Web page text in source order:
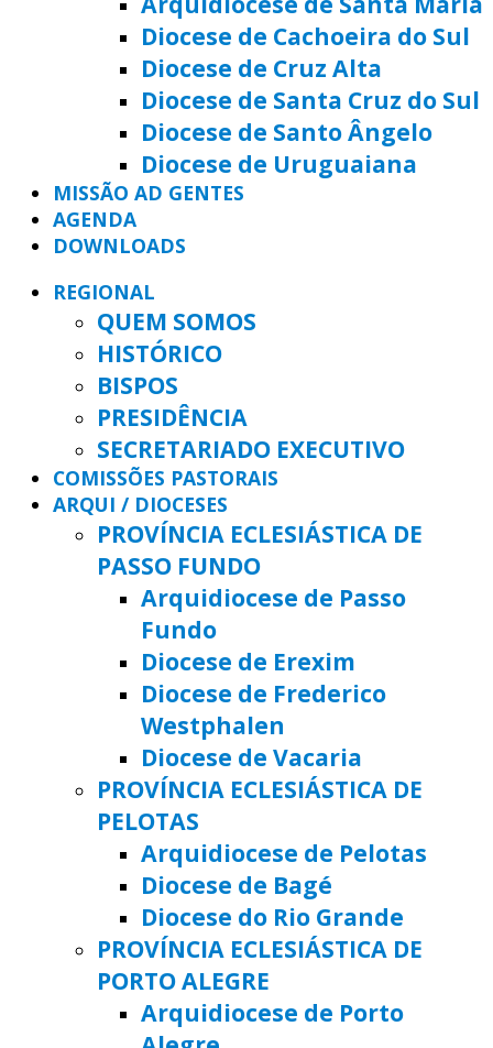
Diocese de Cachoeira do Sul
Diocese de Cruz Alta
Diocese de Santa Cruz do Sul
Diocese de Santo Ângelo
Diocese de Uruguaiana
MISSÃO AD GENTES
AGENDA
DOWNLOADS
REGIONAL
QUEM SOMOS
HISTÓRICO
BISPOS
PRESIDÊNCIA
SECRETARIADO EXECUTIVO
COMISSÕES PASTORAIS
ARQUI / DIOCESES
PROVÍNCIA ECLESIÁSTICA DE
PASSO FUNDO
Arquidiocese de Passo
Fundo
Diocese de Erexim
Diocese de Frederico
Westphalen
Diocese de Vacaria
PROVÍNCIA ECLESIÁSTICA DE
PELOTAS
Arquidiocese de Pelotas
Diocese de Bagé
Diocese do Rio Grande
PROVÍNCIA ECLESIÁSTICA DE
PORTO ALEGRE
Arquidiocese de Porto